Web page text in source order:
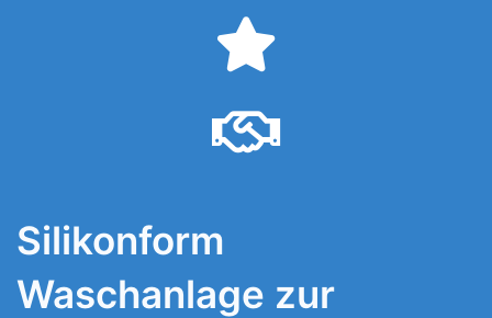
Silikonform
Waschanlage zur